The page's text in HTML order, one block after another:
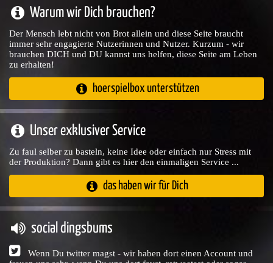
Warum wir Dich brauchen?
Der Mensch lebt nicht von Brot allein und diese Seite braucht
immer sehr engagierte Nutzerinnen und Nutzer. Kurzum - wir
brauchen DICH und DU kannst uns helfen, diese Seite am Leben
zu erhalten!
hoerspielbox unterstützen
Unser exklusiver Service
Zu faul selber zu basteln, keine Idee oder einfach nur Stress mit
der Produktion? Dann gibt es hier den einmaligen Service ...
das haben wir für Dich
social dingsbums
Wenn Du twitter magst - wir haben dort einen Account und